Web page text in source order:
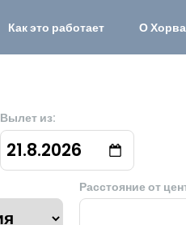
Как это работает О
Вылет из:
21.8.2026
Расстояние от